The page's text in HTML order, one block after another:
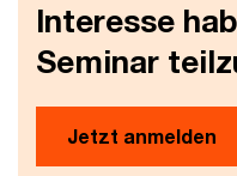
Interesse
Seminar
Jetzt anmelden